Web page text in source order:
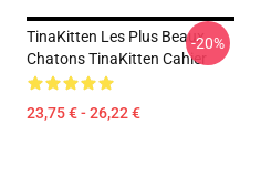
TinaKitten Les Plus Beaux
Chatons TinaKitten Cahier
23,75 € - 26,22 €
-20%